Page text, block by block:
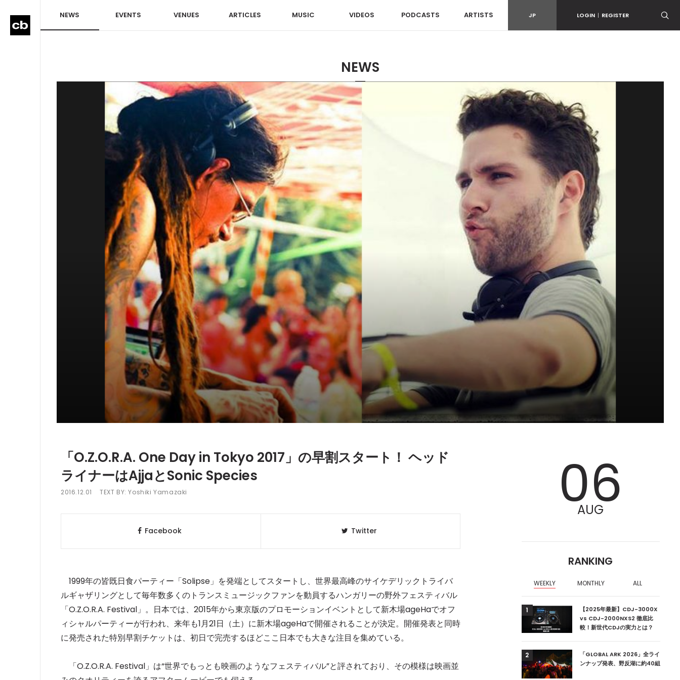
NEWS EVENTS VENUES ARTICLES MUSIC VIDEOS PODCASTS ARTISTS JP LOGIN | REGISTER
NEWS
「O.Z.O.R.A. One Day in Tokyo 2017」の早割スタート！ ヘッド
ライナーはAjjaとSonic Species
2016.12.01 TEXT BY:Yoshiki Yamazaki
Facebook Twitter
1999年の皆既日食パーティー「Solipse」を発端としてスタートし、世界最高峰のサイケデリックトライバ
ルギャザリングとして毎年数多くのトランスミュージックファンを動員するハンガリーの野外フェスティバル
「O.Z.O.R.A. Festival」。日本では、2015年から東京版のプロモーションイベントとして新木場ageHaでオフ
ィシャルパーティーが行われ、来年も1月21日（土）に新木場ageHaで開催されることが決定。開催発表と同時
に発売された特別早割チケットは、初日で完売するほどここ日本でも大きな注目を集めている。
「O.Z.O.R.A. Festival」は“世界でもっとも映画のようなフェスティバル”と評されており、その模様は映画並
06
AUG
RANKING
WEEKLY MONTHLY ALL
1
クラベリア編集部が選ぶ、渋谷
のおすすめクラブ10選【2024
年最新】
DJ!?
1
【2025年最新】CDJ-3000X
vs CDJ-2000NXS2 徹底比
較！新世代CDJの実力とは？
2
「GLOBAL ARK 2026」全ライ
ンナップ発表、野反湖に約40組